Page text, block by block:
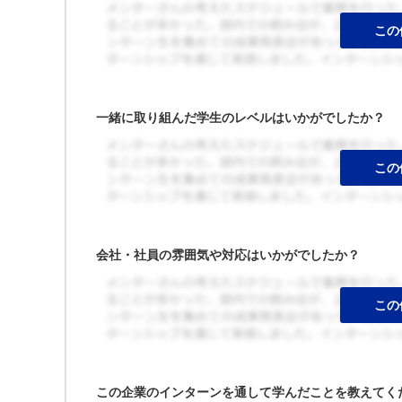
一緒に取り組んだ学生のレベルはいかがでしたか？
会社・社員の雰囲気や対応はいかがでしたか？
この企業のインターンを通して学んだことを教えてく